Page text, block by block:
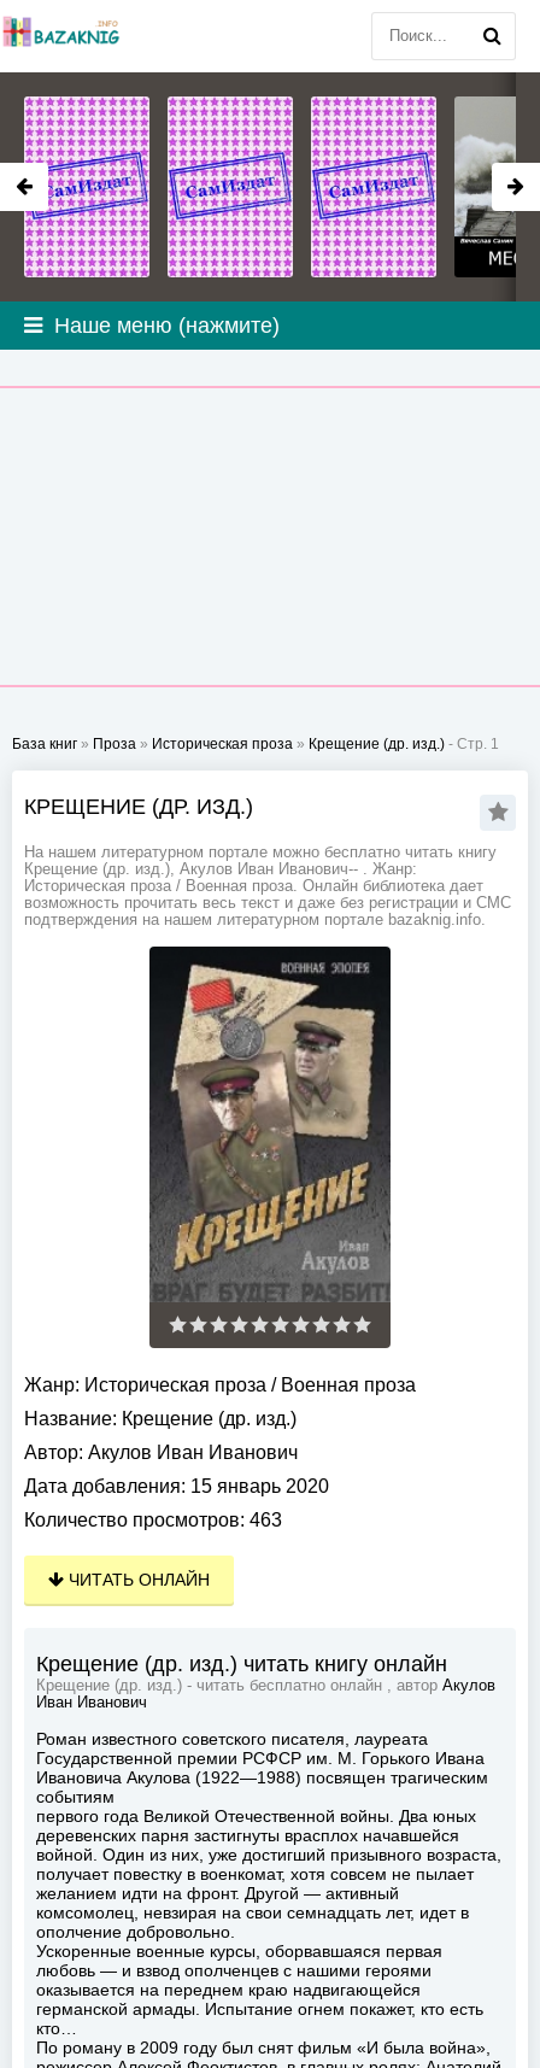
Наше меню (нажмите)
База книг » Проза » Историческая проза » Крещение (др. изд.) - Стр. 1
КРЕЩЕНИЕ (ДР. ИЗД.)
На нашем литературном портале можно бесплатно читать книгу
Крещение (др. изд.), Акулов Иван Иванович-- . Жанр:
Историческая проза / Военная проза. Онлайн библиотека дает
возможность прочитать весь текст и даже без регистрации и СМС
подтверждения на нашем литературном портале bazaknig.info.
Жанр: Историческая проза / Военная проза
Название: Крещение (др. изд.)
Автор: Акулов Иван Иванович
Дата добавления: 15 январь 2020
Количество просмотров: 463
ЧИТАТЬ ОНЛАЙН
Крещение (др. изд.) читать книгу онлайн
Крещение (др. изд.) - читать бесплатно онлайн , автор Акулов
Иван Иванович
Роман известного советского писателя, лауреата
Государственной премии РСФСР им. М. Горького Ивана
Ивановича Акулова (1922—1988) посвящен трагическим
событиям
первого года Великой Отечественной войны. Два юных
деревенских парня застигнуты врасплох начавшейся
войной. Один из них, уже достигший призывного возраста,
получает повестку в военкомат, хотя совсем не пылает
желанием идти на фронт. Другой — активный
комсомолец, невзирая на свои семнадцать лет, идет в
ополчение добровольно.
Ускоренные военные курсы, оборвавшаяся первая
любовь — и взвод ополченцев с нашими героями
оказывается на переднем краю надвигающейся
германской армады. Испытание огнем покажет, кто есть
кто…
По роману в 2009 году был снят фильм «И была война»,